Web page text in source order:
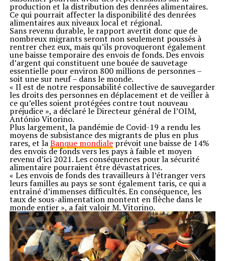
production et la distribution des denrées alimentaires.
Ce qui pourrait affecter la disponibilité des denrées
alimentaires aux niveaux local et régional.
Sans revenu durable, le rapport avertit donc que de
nombreux migrants seront non seulement poussés à
rentrer chez eux, mais qu’ils provoqueront également
une baisse temporaire des envois de fonds. Des envois
d’argent qui constituent une bouée de sauvetage
essentielle pour environ 800 millions de personnes –
soit une sur neuf – dans le monde.
« Il est de notre responsabilité collective de sauvegarder
les droits des personnes en déplacement et de veiller à
ce qu’elles soient protégées contre tout nouveau
préjudice », a déclaré le Directeur général de l’OIM,
António Vitorino.
Plus largement, la pandémie de Covid-19 a rendu les
moyens de subsistance des migrants de plus en plus
rares, et laBanque mondialeprévoit une baisse de 14%
des envois de fonds vers les pays à faible et moyen
revenu d’ici 2021. Les conséquences pour la sécurité
alimentaire pourraient être dévastatrices.
« Les envois de fonds des travailleurs à l’étranger vers
leurs familles au pays se sont également taris, ce qui a
entraîné d’immenses difficultés. En conséquence, les
taux de sous-alimentation montent en flèche dans le
monde entier », a fait valoir M. Vitorino.